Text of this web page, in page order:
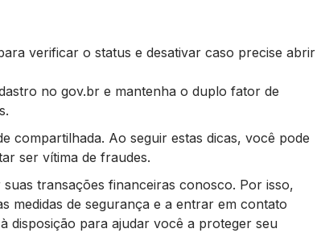
verificar o status e desativar caso precise abrir
no gov.br e mantenha o duplo fator de
compartilhada. Ao seguir estas dicas, você pode
ser vítima de fraudes.
transações financeiras conosco. Por isso,
medidas de segurança e a entrar em contato
disposição para ajudar você a proteger seu